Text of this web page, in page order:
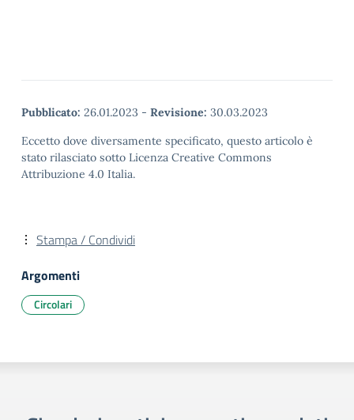
Pubblicato: 26.01.2023 - Revisione: 30.03.2023
Eccetto dove diversamente specificato, questo articolo è
stato rilasciato sotto Licenza Creative Commons
Attribuzione 4.0 Italia.
Stampa / Condividi
Argomenti
Circolari